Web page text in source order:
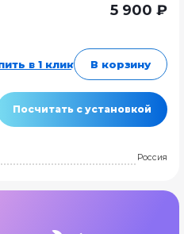
5 900 ₽
в 1 клик В корзину
Посчитать с установкой
Россия